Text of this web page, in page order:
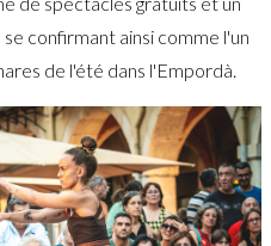
confirmant ainsi comme l'un
de l'été dans l'Empordà.